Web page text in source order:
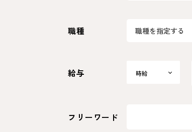
職種 職種を指定する
給与 時給
時給
フリーワード